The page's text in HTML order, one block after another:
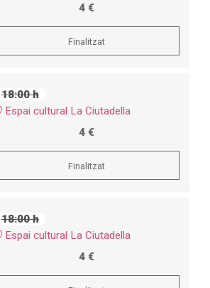
4 €
Finalitzat
18:00 h
Espai cultural La Ciutadella
4 €
Finalitzat
18:00 h
Espai cultural La Ciutadella
4 €